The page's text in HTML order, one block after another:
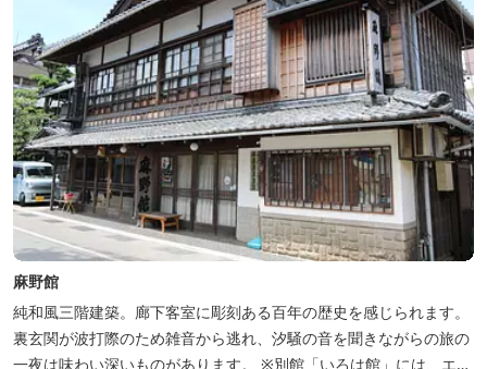
麻野館
純和風三階建築。廊下客室に彫刻ある百年の歴史を感じられます。
裏玄関が波打際のため雑音から逃れ、汐騒の音を聞きながらの旅の
一夜は味わい深いものがあります。 ※別館「いろは館」には、エイ